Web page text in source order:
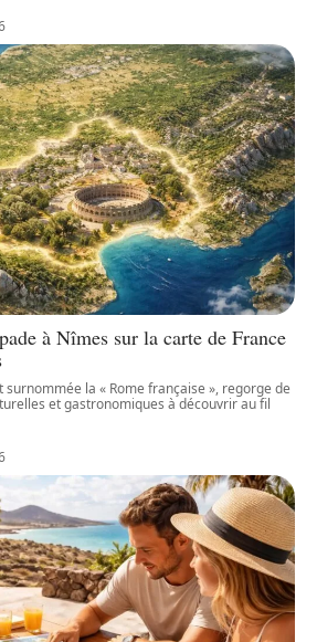
à Nîmes sur la carte de France
surnommée la « Rome française », regorge de
et gastronomiques à découvrir au fil